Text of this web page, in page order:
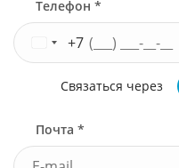
Телефон *
+7
Связаться через
Почта *